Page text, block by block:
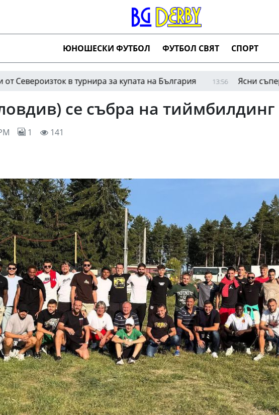
ЮНОШЕСКИ ФУТБОЛ ФУТБОЛ СВЯТ СПОРТ
в турнира за купата на България 13:56 Ясни съперниците
се събра на тиймбилдинг
1 141